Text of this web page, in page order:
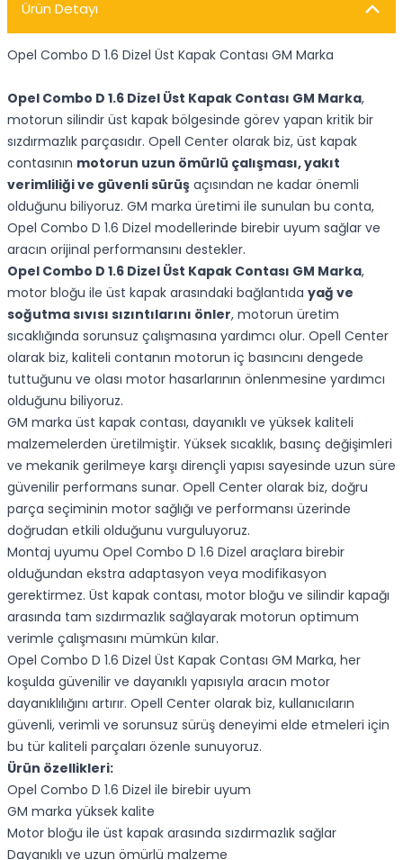
Ürün Detayı
Opel Combo D 1.6 Dizel Üst Kapak Contası GM Marka
Opel Combo D 1.6 Dizel Üst Kapak Contası GM Marka,
motorun silindir üst kapak bölgesinde görev yapan kritik bir
sızdırmazlık parçasıdır. Opell Center olarak biz, üst kapak
contasının motorun uzun ömürlü çalışması, yakıt
verimliliği ve güvenli sürüş açısından ne kadar önemli
olduğunu biliyoruz. GM marka üretimi ile sunulan bu conta,
Opel Combo D 1.6 Dizel modellerinde birebir uyum sağlar ve
aracın orijinal performansını destekler.
Opel Combo D 1.6 Dizel Üst Kapak Contası GM Marka,
motor bloğu ile üst kapak arasındaki bağlantıda yağ ve
soğutma sıvısı sızıntılarını önler, motorun üretim
sıcaklığında sorunsuz çalışmasına yardımcı olur. Opell Center
olarak biz, kaliteli contanın motorun iç basıncını dengede
tuttuğunu ve olası motor hasarlarının önlenmesine yardımcı
olduğunu biliyoruz.
GM marka üst kapak contası, dayanıklı ve yüksek kaliteli
malzemelerden üretilmiştir. Yüksek sıcaklık, basınç değişimleri
ve mekanik gerilmeye karşı dirençli yapısı sayesinde uzun süre
güvenilir performans sunar. Opell Center olarak biz, doğru
parça seçiminin motor sağlığı ve performansı üzerinde
doğrudan etkili olduğunu vurguluyoruz.
Montaj uyumu Opel Combo D 1.6 Dizel araçlara birebir
olduğundan ekstra adaptasyon veya modifikasyon
gerektirmez. Üst kapak contası, motor bloğu ve silindir kapağı
arasında tam sızdırmazlık sağlayarak motorun optimum
verimle çalışmasını mümkün kılar.
Opel Combo D 1.6 Dizel Üst Kapak Contası GM Marka, her
koşulda güvenilir ve dayanıklı yapısıyla aracın motor
dayanıklılığını artırır. Opell Center olarak biz, kullanıcıların
güvenli, verimli ve sorunsuz sürüş deneyimi elde etmeleri için
bu tür kaliteli parçaları özenle sunuyoruz.
Ürün özellikleri:
Opel Combo D 1.6 Dizel ile birebir uyum
GM marka yüksek kalite
Motor bloğu ile üst kapak arasında sızdırmazlık sağlar
Dayanıklı ve uzun ömürlü malzeme